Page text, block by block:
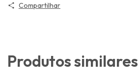
Compartilhar
Produtos similares